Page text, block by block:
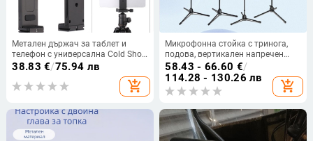
Метален държач за таблет и
телефон с универсална Cold Shoe
— настолно разширение за
вертикално снимане
38.83 €/75.94 лв
add_shopping_cart
Микрофонна стойка с тринога,
подова, вертикален напречен
прът, модел 103
58.43 - 66.60 €/
114.28 - 130.26 лв
add_shopping_cart